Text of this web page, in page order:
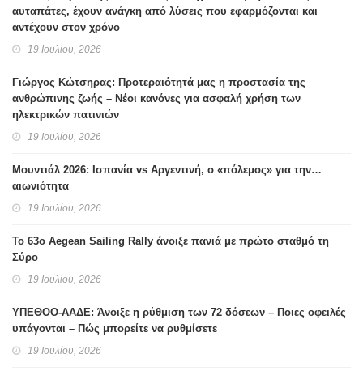
αυταπάτες, έχουν ανάγκη από λύσεις που εφαρμόζονται και
αντέχουν στον χρόνο
19 Ιουλίου, 2026
Γιώργος Κώτσηρας: Προτεραιότητά μας η προστασία της
ανθρώπινης ζωής – Νέοι κανόνες για ασφαλή χρήση των
ηλεκτρικών πατινιών
19 Ιουλίου, 2026
Μουντιάλ 2026: Ισπανία vs Αργεντινή, ο «πόλεμος» για την…
αιωνιότητα
19 Ιουλίου, 2026
Το 63ο Aegean Sailing Rally άνοιξε πανιά με πρώτο σταθμό τη
Σύρο
19 Ιουλίου, 2026
ΥΠΕΘΟΟ-ΑΑΔΕ: Άνοιξε η ρύθμιση των 72 δόσεων – Ποιες οφειλές
υπάγονται – Πώς μπορείτε να ρυθμίσετε
19 Ιουλίου, 2026